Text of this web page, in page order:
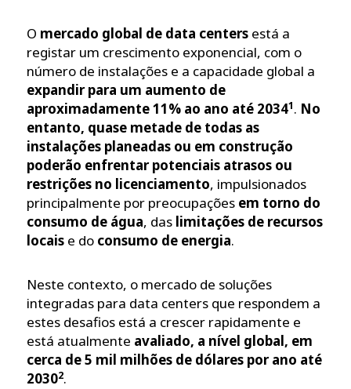
O mercado global de data centers está a
registar um crescimento exponencial, com o
número de instalações e a capacidade global a
expandir para um aumento de
aproximadamente 11% ao ano até 20341. No
entanto, quase metade de todas as
instalações planeadas ou em construção
poderão enfrentar potenciais atrasos ou
restrições no licenciamento, impulsionados
principalmente por preocupações em torno do
consumo de água, das limitações de recursos
locais e do consumo de energia.
Neste contexto, o mercado de soluções
integradas para data centers que respondem a
estes desafios está a crescer rapidamente e
está atualmente avaliado, a nível global, em
cerca de 5 mil milhões de dólares por ano até
20302.